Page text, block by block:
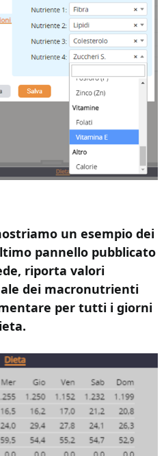
un esempio dei
pannello pubblicato
riporta valori
dei macronutrienti
per tutti i giorni